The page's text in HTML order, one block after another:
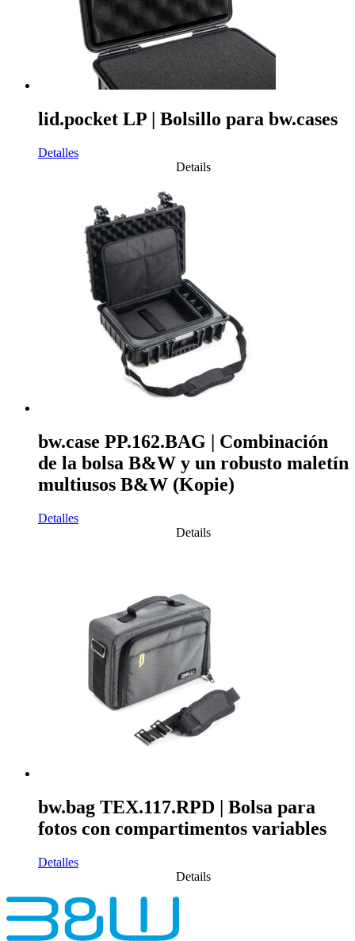
lid.pocket LP | Bolsillo para bw.cases
Detalles
Details
bw.case PP.162.BAG | Combinación
de la bolsa B&W y un robusto maletín
multiusos B&W (Kopie)
Detalles
Details
bw.bag TEX.117.RPD | Bolsa para
fotos con compartimentos variables
Detalles
Details